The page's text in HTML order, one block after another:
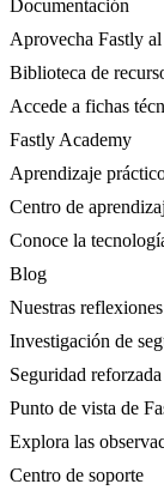
Documentación
Aprovecha Fastly
Biblioteca de
Accede a fichas
Fastly Academy
Aprendizaje
Centro de
Conoce la
Blog
Nuestras
Investigación de
Seguridad
Punto de vista de
Explora las
Centro de soporte